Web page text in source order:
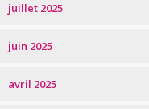
juillet 2025
juin 2025
avril 2025